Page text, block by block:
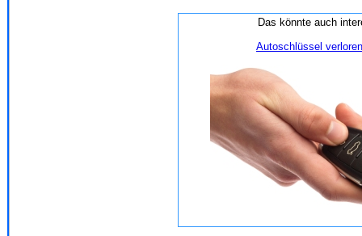
Das könnte auch
Autoschlüssel